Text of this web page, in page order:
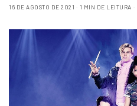
16 DE AGOSTO DE 2021
1 MIN DE LEITURA